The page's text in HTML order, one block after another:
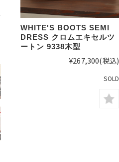
WHITE'S BOOTS SEMI
DRESS クロムエキセルツ
ートン 9338木型
¥267,300(税込)
SOLD